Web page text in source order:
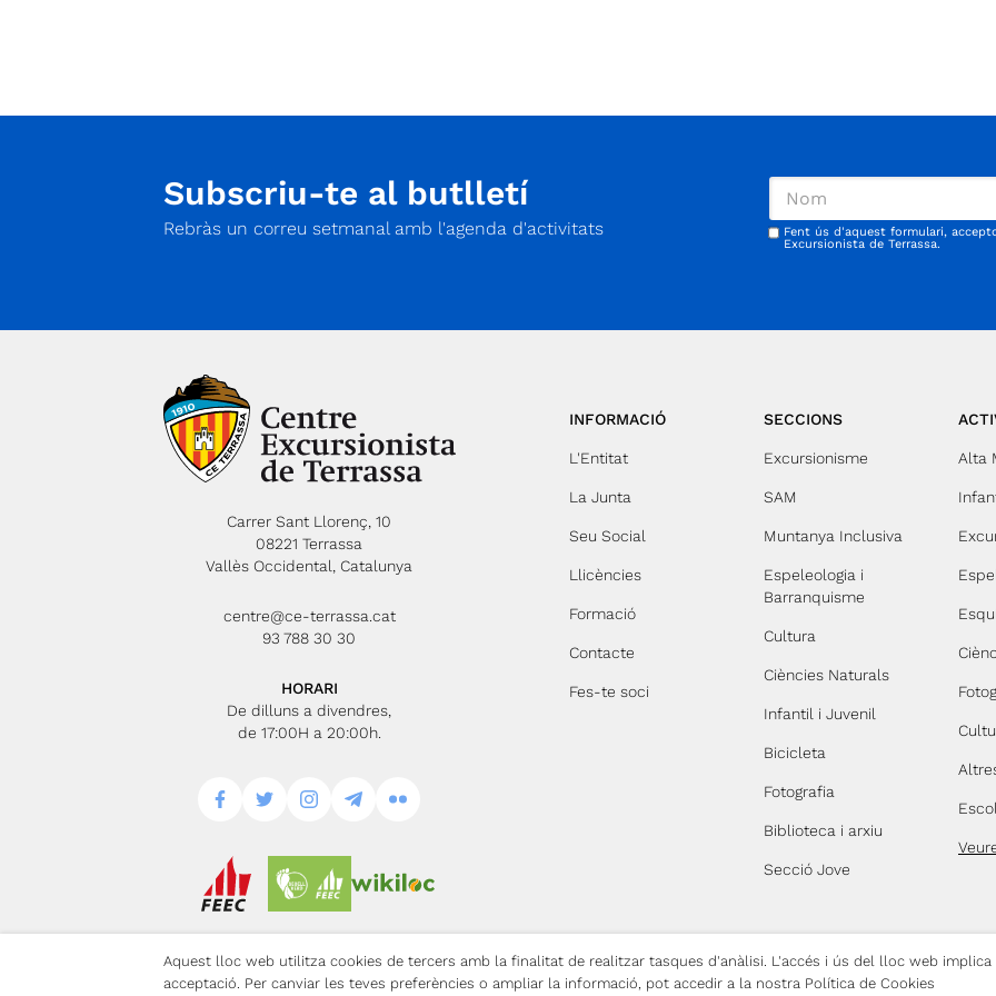
Subscriu-te al butlletí
Rebràs un correu setmanal amb l'agenda d'activitats Fent ús d'aquest formulari,
Excursionista de Terrassa.
Carrer Sant Llorenç, 10
08221 Terrassa
Vallès Occidental, Catalunya
centre@ce-terrassa.cat
93 788 30 30
HORARI
De dilluns a divendres,
de 17:00H a 20:00h.
INFORMACIÓ
L'Entitat
La Junta
Seu Social
Llicències
Formació
Contacte
Fes-te soci
SECCIONS
Excursionisme
SAM
Muntanya Inclusiva
Espeleologia i
Barranquisme
Cultura
Ciències Naturals
Infantil i Juvenil
Bicicleta
Fotografia
Biblioteca i arxiu
Secció Jove
Alta
Avís Legal Política de Privacitat Política de Cookies Copyright © 2026 Centre
Aquest lloc web utilitza cookies de tercers amb la finalitat de realitzar tasques d'anàlisi. L'accés i ús del lloc web implica
acceptació. Per canviar les teves preferències o ampliar la informació, pot accedir a la nostra Política de Cookies